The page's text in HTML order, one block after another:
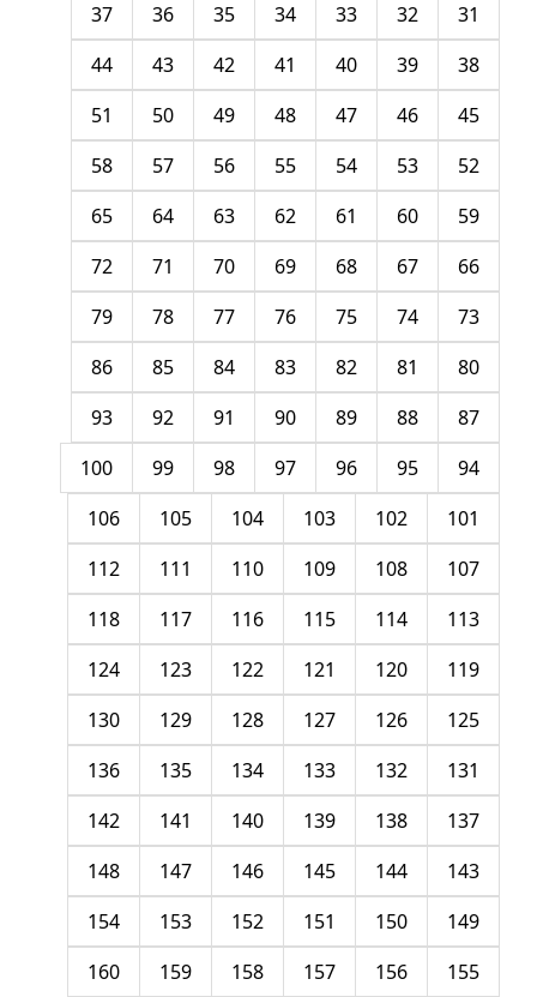
31
32
33
34
35
36
37
38
39
40
41
42
43
44
45
46
47
48
49
50
51
52
53
54
55
56
57
58
59
60
61
62
63
64
65
66
67
68
69
70
71
72
73
74
75
76
77
78
79
80
81
82
83
84
85
86
87
88
89
90
91
92
93
94
95
96
97
98
99
100
101
102
103
104
105
106
107
108
109
110
111
112
113
114
115
116
117
118
119
120
121
122
123
124
125
126
127
128
129
130
131
132
133
134
135
136
137
138
139
140
141
142
143
144
145
146
147
148
149
150
151
152
153
154
155
156
157
158
159
160